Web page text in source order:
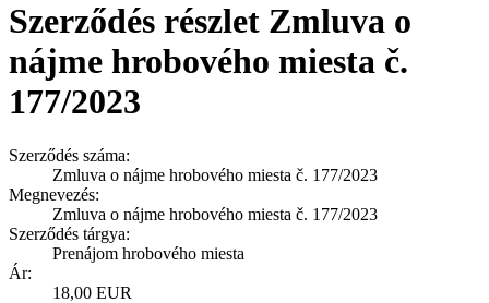
Szerződés részlet Zmluva o
nájme hrobového miesta č.
177/2023
Szerződés száma:
Zmluva o nájme hrobového miesta č. 177/2023
Megnevezés:
Zmluva o nájme hrobového miesta č. 177/2023
Szerződés tárgya:
Prenájom hrobového miesta
Ár:
18,00 EUR